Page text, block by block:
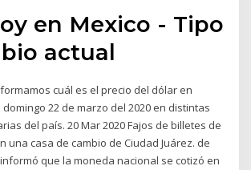
en Mexico - Tipo
actual
cuál es el precio del dólar en
22 de marzo del 2020 en distintas
del país. 20 Mar 2020 Fajos de billetes de
una casa de cambio de Ciudad Juárez. de
que la moneda nacional se cotizó en